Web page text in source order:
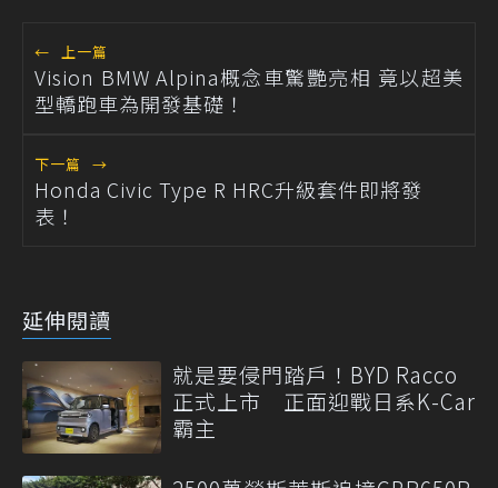
← 上一篇
Vision BMW Alpina概念車驚艷亮相 竟以超美
型轎跑車為開發基礎！
下一篇 →
Honda Civic Type R HRC升級套件即將發
表！
延伸閱讀
就是要侵門踏戶！BYD Racco
正式上市 正面迎戰日系K-Car
霸主